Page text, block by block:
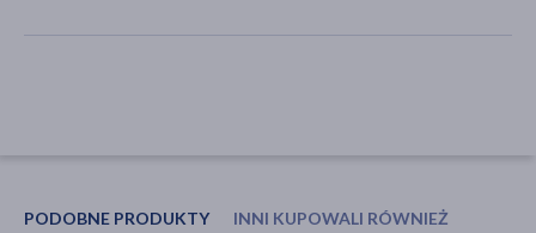
PODOBNE PRODUKTY INNI KUPOWALI RÓWNIEŻ